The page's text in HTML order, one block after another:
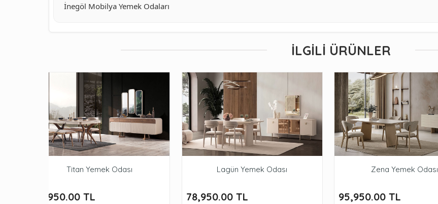
İnegöl Mobilya Yemek Odaları
İLGILI ÜRÜNLER
Titan Yemek Odası
89,950.00 TL
Lagün Yemek Odası
78,950.00 TL
Zena Yemek Odası
95,950.00 TL